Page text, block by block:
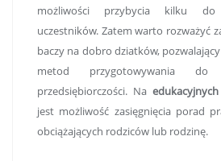
możliwości przybycia kilku
uczestników. Zatem warto rozważyć
baczy na dobro dziatków,
metod przygotowywania
przedsiębiorczości. Na
jest możliwość zasięgnięcia porad
obciążających rodziców lub rodzinę.